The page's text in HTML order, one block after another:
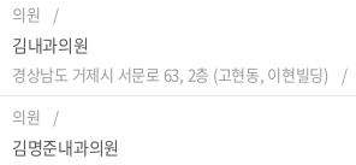
의원
김내과의원
경상남도 거제시 서문로 63, 2층 (고현동, 이현빌딩)
의원
김명준내과의원